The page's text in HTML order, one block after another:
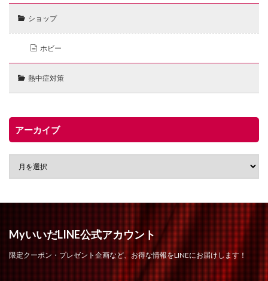
ショップ
ホビー
熱中症対策
アーカイブ
MyいいだLINE公式アカウント
限定クーポン・プレゼント企画など、お得な情報をLINEにお届けします！